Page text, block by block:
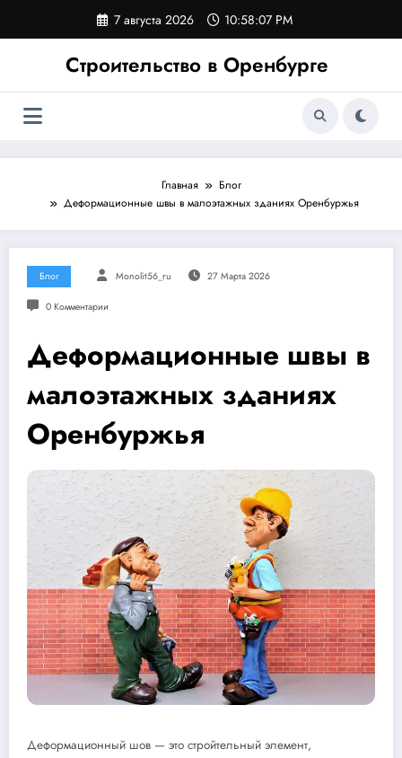
содержимому
7 августа 2026 10:58:08 PM
Строительство в Оренбурге
Главная
Блог
Деформационные швы в малоэтажных зданиях Оренбуржья
Блог Monolit56_ru 27 Марта 2026
0 Комментарии
Деформационные швы в
малоэтажных зданиях
Оренбуржья
Деформационный шов — это стройтельный элемент,